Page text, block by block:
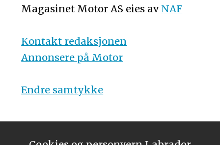
Magasinet Motor AS eies av NAF
Kontakt redaksjonen
Annonsere på Motor
Endre samtykke